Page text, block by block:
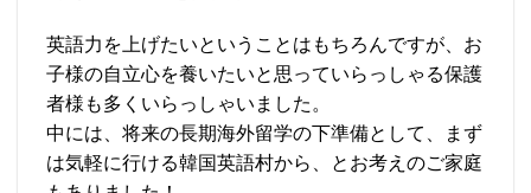
英語力を上げたいということはもちろんですが、お
子様の自立心を養いたいと思っていらっしゃる保護
者様も多くいらっしゃいました。
中には、将来の長期海外留学の下準備として、まず
は気軽に行ける韓国英語村から、とお考えのご家庭